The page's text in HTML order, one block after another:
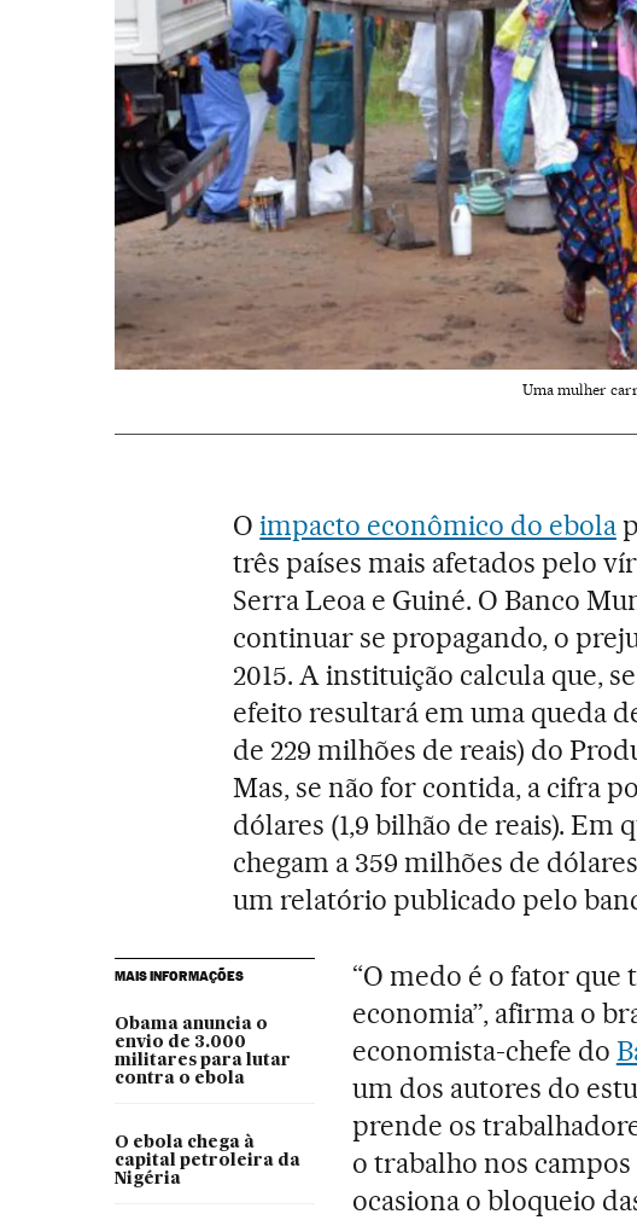
Uma mulher
Oimpacto econômico do ebola
três países mais afetados pelo
Serra Leoa e Guiné. O Banco
continuar se propagando, o
2015. A instituição calcula que,
efeito resultará em uma queda
de 229 milhões de reais) do
Mas, se não for contida, a cifra
dólares (1,9 bilhão de reais). Em
chegam a 359 milhões de
um relatório publicado pelo
MAIS INFORMAÇÕES
Obama anuncia o
envio de 3.000
militares para lutar
contra o ebola
O ebola chega à
capital petroleira da
Nigéria
“O medo é o fator
economia”, afirma o
economista-chefe do
um dos autores do
prende os
o trabalho nos
ocasiona o bloqueio